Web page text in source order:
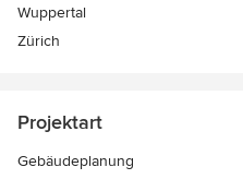
Wuppertal
Zürich
Projektart
Gebäudeplanung